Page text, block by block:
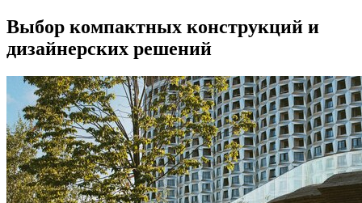
Выбор компактных конструкций и
дизайнерских решений